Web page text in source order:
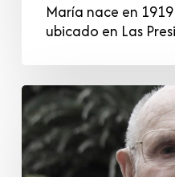
María nace en
ubicado en Las
Florencio
Herrera
Pernía